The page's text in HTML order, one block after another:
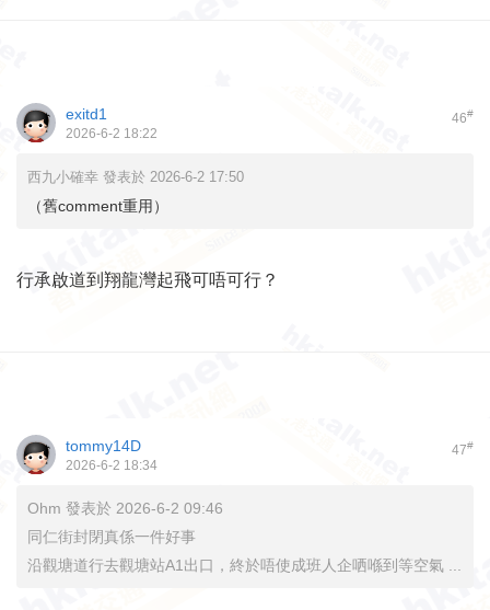
46#
exitd1
2026-6-2 18:22
西九小確幸 發表於 2026-6-2 17:50
（舊comment重用）
行承啟道到翔龍灣起飛可唔可行？
47#
tommy14D
2026-6-2 18:34
Ohm 發表於 2026-6-2 09:46
同仁街封閉真係一件好事
沿觀塘道行去觀塘站A1出口，終於唔使成班人企哂喺到等空氣 ...